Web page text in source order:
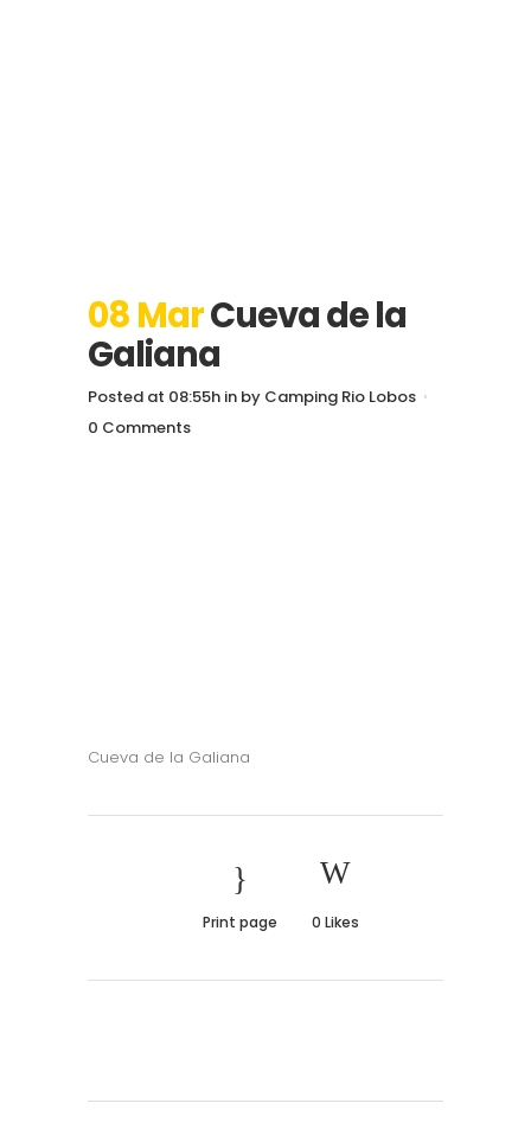
08 MarCueva de la
Galiana
Posted at 08:55h in by Camping Rio Lobos
0 Comments
Cueva de la Galiana
Print page 0 Likes